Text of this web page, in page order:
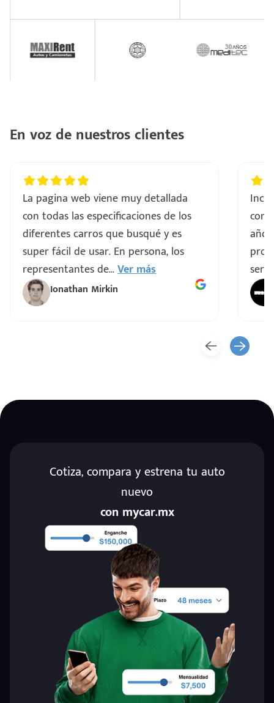
En voz de nuestros clientes
La pagina web viene muy detallada
con todas las especificaciones de los
diferentes carros que busqué y es
super fácil de usar. En persona, los
representantes de...Ver más
Ionathan Mirkin
Cotiza, compara y estrena tu auto
nuevo
con mycar.mx